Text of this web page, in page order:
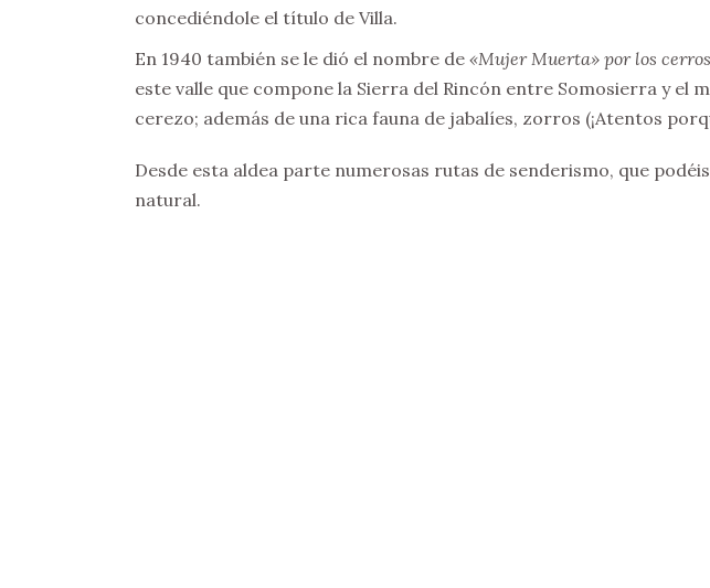
concediéndole el título de Villa.
En 1940 también se le dió el nombre de «Mujer Muerta» por los
este valle que compone la Sierra del Rincón entre Somosierra y el
cerezo; además de una rica fauna de jabalíes, zorros (¡Atentos
Desde esta aldea parte numerosas rutas de senderismo, que
natural.